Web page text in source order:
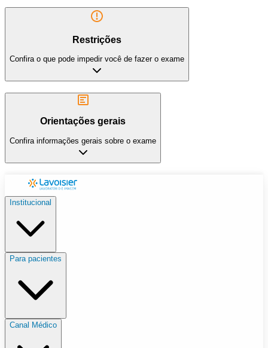
Restrições
Confira o que pode impedir você de fazer o exame
Orientações gerais
Confira informações gerais sobre o exame
Institucional
Para pacientes
Canal Médico